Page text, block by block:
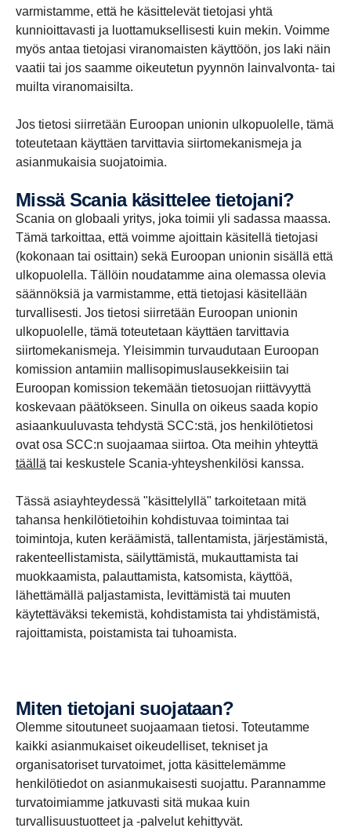
varmistamme, että he käsittelevät tietojasi yhtä
kunnioittavasti ja luottamuksellisesti kuin mekin. Voimme
myös antaa tietojasi viranomaisten käyttöön, jos laki näin
vaatii tai jos saamme oikeutetun pyynnön lainvalvonta- tai
muilta viranomaisilta.
Jos tietosi siirretään Euroopan unionin ulkopuolelle, tämä
toteutetaan käyttäen tarvittavia siirtomekanismeja ja
asianmukaisia suojatoimia.
Missä Scania käsittelee tietojani?
Scania on globaali yritys, joka toimii yli sadassa maassa.
Tämä tarkoittaa, että voimme ajoittain käsitellä tietojasi
(kokonaan tai osittain) sekä Euroopan unionin sisällä että
ulkopuolella. Tällöin noudatamme aina olemassa olevia
säännöksiä ja varmistamme, että tietojasi käsitellään
turvallisesti. Jos tietosi siirretään Euroopan unionin
ulkopuolelle, tämä toteutetaan käyttäen tarvittavia
siirtomekanismeja. Yleisimmin turvaudutaan Euroopan
komission antamiin mallisopimuslausekkeisiin tai
Euroopan komission tekemään tietosuojan riittävyyttä
koskevaan päätökseen. Sinulla on oikeus saada kopio
asiaankuuluvasta tehdystä SCC:stä, jos henkilötietosi
ovat osa SCC:n suojaamaa siirtoa. Ota meihin yhteyttä
täällä tai keskustele Scania-yhteyshenkilösi kanssa.
Tässä asiayhteydessä "käsittelyllä" tarkoitetaan mitä
tahansa henkilötietoihin kohdistuvaa toimintaa tai
toimintoja, kuten keräämistä, tallentamista, järjestämistä,
rakenteellistamista, säilyttämistä, mukauttamista tai
muokkaamista, palauttamista, katsomista, käyttöä,
lähettämällä paljastamista, levittämistä tai muuten
käytettäväksi tekemistä, kohdistamista tai yhdistämistä,
rajoittamista, poistamista tai tuhoamista.
Miten tietojani suojataan?
Olemme sitoutuneet suojaamaan tietosi. Toteutamme
kaikki asianmukaiset oikeudelliset, tekniset ja
organisatoriset turvatoimet, jotta käsittelemämme
henkilötiedot on asianmukaisesti suojattu. Parannamme
turvatoimiamme jatkuvasti sitä mukaa kuin
turvallisuustuotteet ja -palvelut kehittyvät.